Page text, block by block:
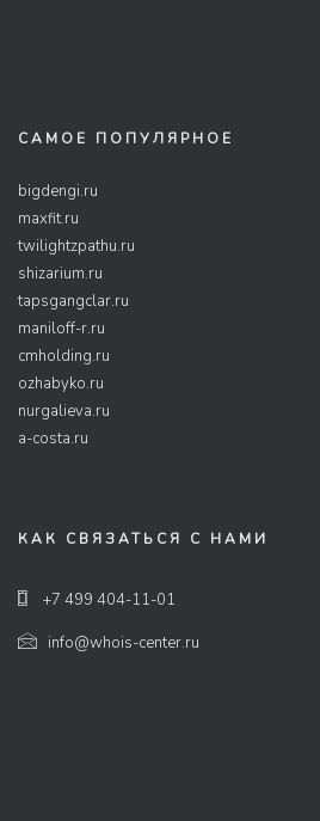
САМОЕ ПОПУЛЯРНОЕ
bigdengi.ru
maxfit.ru
twilightzpathu.ru
shizarium.ru
tapsgangclar.ru
maniloff-r.ru
cmholding.ru
ozhabyko.ru
nurgalieva.ru
a-costa.ru
КАК СВЯЗАТЬСЯ С НАМИ
+7 499 404-11-01
info@whois-center.ru